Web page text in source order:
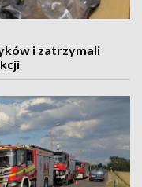
i zatrzymali